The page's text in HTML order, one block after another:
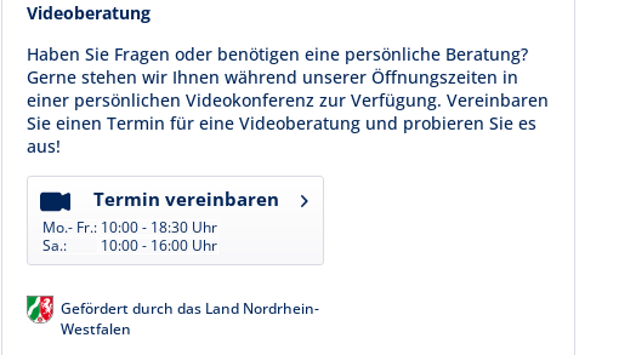
Videoberatung
Haben Sie Fragen oder benötigen eine persönliche Beratung?
Gerne stehen wir Ihnen während unserer Öffnungszeiten in
einer persönlichen Videokonferenz zur Verfügung. Vereinbaren
Sie einen Termin für eine Videoberatung und probieren Sie es
aus!
Termin vereinbaren
Mo.- Fr.: 10:00 - 18:30 Uhr
Sa.:
10:00 - 16:00 Uhr
Gefördert durch das Land Nordrhein-
Westfalen